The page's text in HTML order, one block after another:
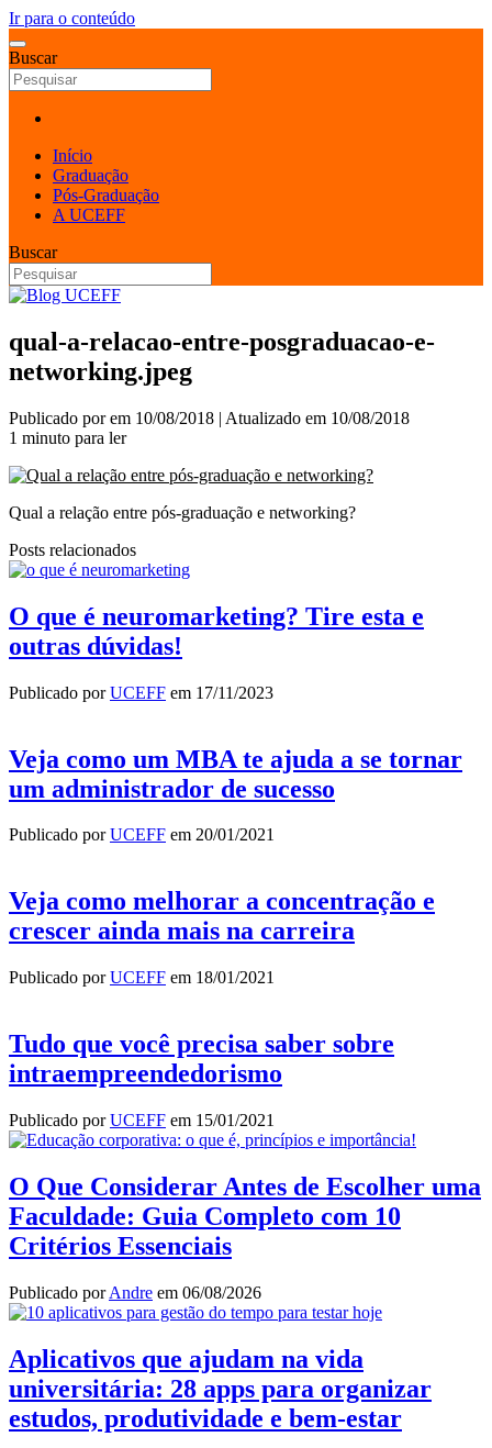
Ir para o conteúdo
Buscar
Início
Graduação
Pós-Graduação
A UCEFF
Buscar
qual-a-relacao-entre-posgraduacao-e-
networking.jpeg
Publicado porem 10/08/2018 | Atualizado em 10/08/2018
1 minuto para ler
Qual a relação entre pós-graduação e networking?
Posts relacionados
O que é neuromarketing? Tire esta e
outras dúvidas!
Publicado porUCEFF em 17/11/2023
Veja como um MBA te ajuda a se tornar
um administrador de sucesso
Publicado porUCEFF em 20/01/2021
Veja como melhorar a concentração e
crescer ainda mais na carreira
Publicado porUCEFF em 18/01/2021
Tudo que você precisa saber sobre
intraempreendedorismo
Publicado porUCEFF em 15/01/2021
O Que Considerar Antes de Escolher uma
Faculdade: Guia Completo com 10
Critérios Essenciais
Publicado porAndre em 06/08/2026
Aplicativos que ajudam na vida
universitária: 28 apps para organizar
estudos, produtividade e bem-estar